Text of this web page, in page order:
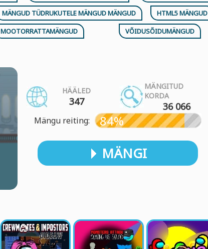
MÄNGUD TÜDRUKUTELE MÄNGUD MÄNGUD
HTML5 MÄNGUD
MOOTORRATTAMÄNGUD VÕIDUSÕIDUMÄNGUD
HÄÄLED
347
MÄNGITUD
KORDA
36 066
Mängu reiting: 84%
MÄNGI